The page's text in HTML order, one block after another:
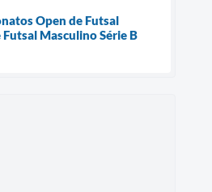
Open de Futsal
Masculino Série B